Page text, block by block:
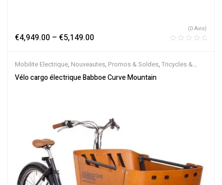
€4,949.00 – €5,149.00
(0 Avis)
Mobilite Electrique, Nouveautes, Promos & Soldes, Tricycles &
Cargos,Vélo électrique ville,Velos Electriques
Vélo cargo électrique Babboe Curve Mountain